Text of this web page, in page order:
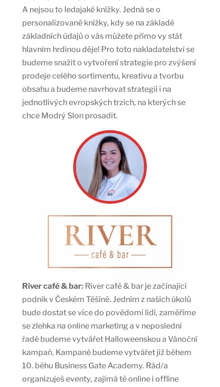
A nejsou to ledajaké knížky. Jedná se o
personalizované knížky, kdy se na základě
základních údajů o vás můžete přímo vy stát
hlavním hrdinou děje! Pro toto nakladatelství se
budeme snažit o vytvoření strategie pro zvýšení
prodeje celého sortimentu, kreativu a tvorbu
obsahu a budeme navrhovat strategii i na
jednotlivých evropských trzích, na kterých se
chce Modrý Slon prosadit.
River café & bar:River café & bar je začínající
podnik v Českém Těšíně. Jedním z našich úkolů
bude dostat se více do povědomí lidí, zaměříme
se zlehka na online marketing a v neposlední
řadě budeme vytvářet Halloweenskou a Vánoční
kampaň. Kampaně budeme vytvářet již během
10. běhu Business Gate Academy. Rád/a
organizuješ eventy, zajímá tě online i offline